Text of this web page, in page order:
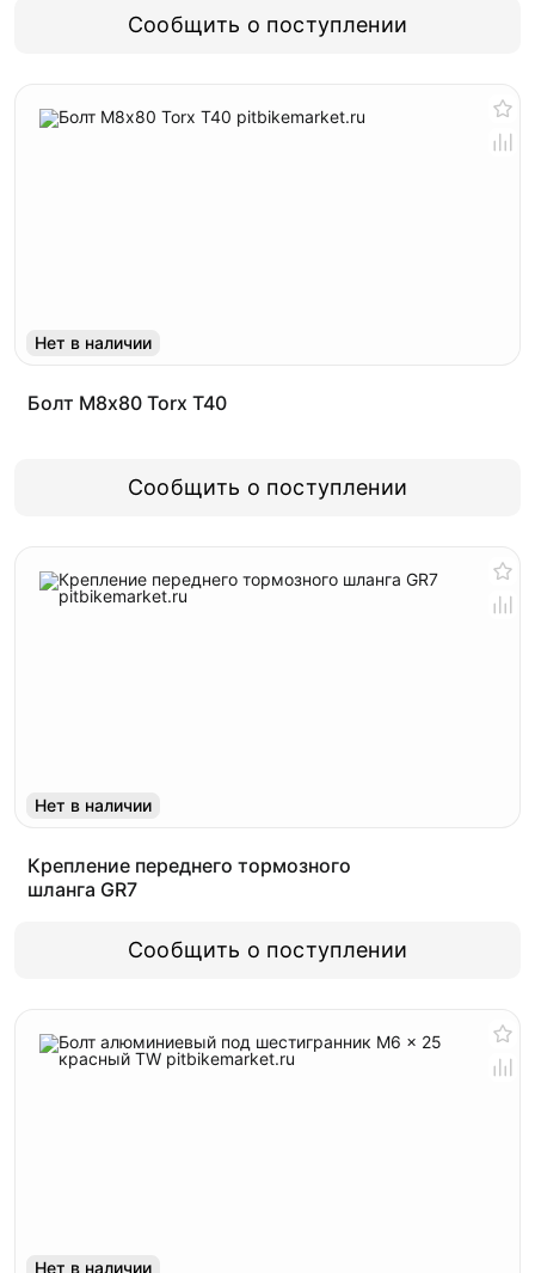
Сообщить о поступлении
Нет в наличии
Болт М8х80 Torx T40
Сообщить о поступлении
Нет в наличии
Крепление переднего тормозного
шланга GR7
Сообщить о поступлении
Нет в наличии